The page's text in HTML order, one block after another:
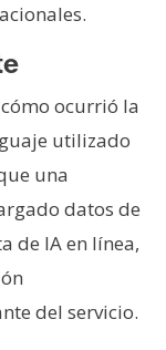
ocurrió la
utilizado
una
datos de
de IA en línea,
del servicio.